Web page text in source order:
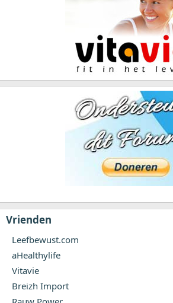
4. Blijf in gesprek, ook over wat leuk is
Praat regelmatig met je kind over wat het
Niet alleen over risico’s, maar ook over de
5. Geef zelf het goede voorbeeld
Kinderen leren vooral door te kijken. Leg dus
bewust weg en laat zien dat offline zijn
Vrienden
Leefbewust.com
aHealthylife
Vitavie
Breizh Import